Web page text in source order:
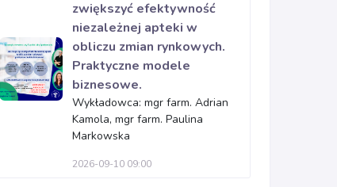
zwiększyć efektywność
niezależnej apteki w
obliczu zmian rynkowych.
Praktyczne modele
biznesowe.
Wykładowca: mgr farm. Adrian
Kamola, mgr farm. Paulina
Markowska
2026-09-10 09:00